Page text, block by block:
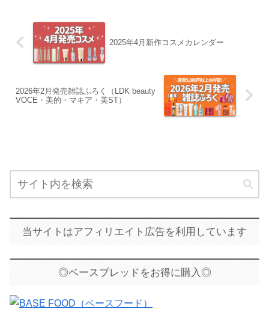
2025年4月新作コスメカレンダー
2026年2月発売雑誌ふろく（LDK beauty
VOCE・美的・マキア・美ST）
当サイトはアフィリエイト広告を利用しています
◎ベースブレッドをお得に購入◎